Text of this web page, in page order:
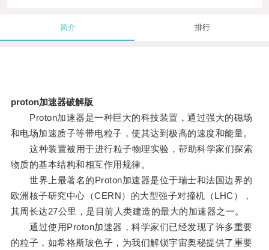
简介 排行
proton加速器破解版
Proton加速器是一种巨大的科技装置，通过强大的磁场
和电场加速质子等带电粒子，使其达到极高的速度和能量。
这种装置被用于进行粒子物理实验，帮助科学家们探索
物质的基本结构和相互作用规律。
世界上最著名的Proton加速器是位于瑞士和法国边界的
欧洲核子研究中心（CERN）的大型强子对撞机（LHC），
其周长达27公里，是目前人类建造的最大的加速器之一。
通过使用Proton加速器，科学家们已经发现了许多重要
的粒子，如希格斯玻色子，为我们解锁宇宙奥秘提供了重要